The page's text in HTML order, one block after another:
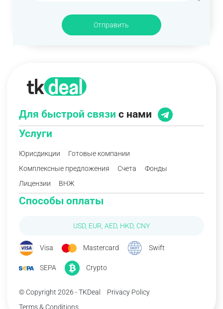
Отправить
Услуги
Юрисдикции
Готовые компании
Комплексные предложения
Счета
Фонды
Лицензии
ВНЖ
Способы оплаты
USD, EUR, AED, HKD, CNY
Visa Mastercard Swift
SEPA Crypto
Для быстрой связи с нами
© Copyright 2026 - TKDeal
Privacy Policy
Terms & Conditions